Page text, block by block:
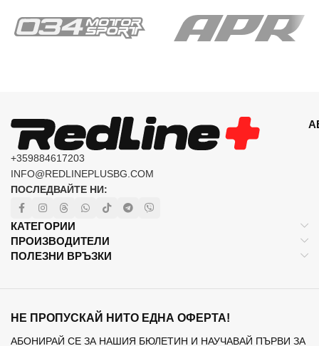
+359884617203
INFO@REDLINEPLUSBG.COM
ПОСЛЕДВАЙТЕ НИ:
КАТЕГОРИИ
ПРОИЗВОДИТЕЛИ
ПОЛЕЗНИ ВРЪЗКИ
НЕ ПРОПУСКАЙ НИТО ЕДНА ОФЕРТА!
АБОНИРАЙ СЕ ЗА НАШИЯ БЮЛЕТИН И НАУЧАВАЙ ПЪРВИ ЗА